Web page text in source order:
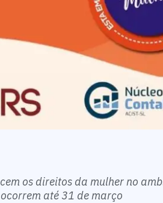
os direitos da mulher no
até 31 de março